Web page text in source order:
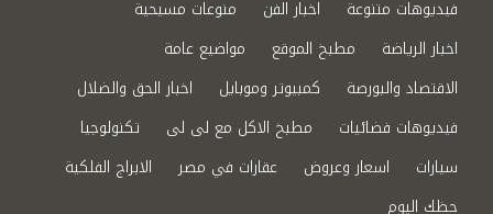
فيديوهات متنوعة
اخبار الفن
منوعات مسيحية
اخبار الرياضة
مطبخ الموقع
مواضيع عامة
الاقتصاد والبورصة
كمبيوتر وموبايل
اخبار الحق والضلال
فيديوهات فضائيات
مطبخ الاكل مع لى لى
تكنولوجيا
سيارات
اسعار وعروض عقارات في مصر
الابراج الفلكية
حظك اليوم